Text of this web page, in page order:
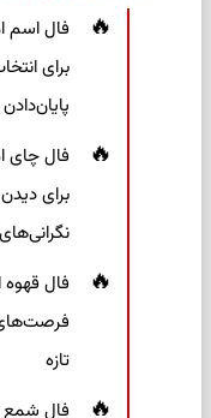
برای
برای
تازه